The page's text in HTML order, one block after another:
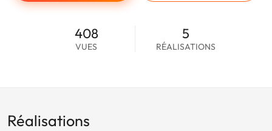
408
VUES
5
RÉALISATIONS
Réalisations